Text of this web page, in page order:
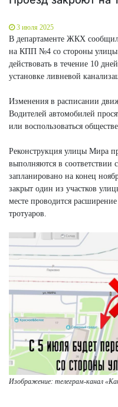
3 июля 2025
В департаменте ЖКХ
на КПП №4 со стороны улицы
действовать в течение 10
установке ливневой
Изменения в расписании
Водителей автомобилей
или воспользоваться
Реконструкция улицы Мира
выполняются в соответствии
запланировано на конец
закрыт один из участков
месте проводится
тротуаров.
Изображение: телеграм-канал